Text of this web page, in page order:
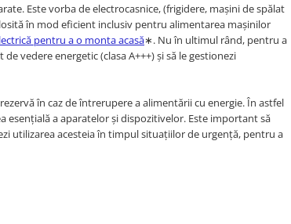
Este vorba de electrocasnice, (frigidere, mașini de spălat
în mod eficient inclusiv pentru alimentarea mașinilor
pentru a o monta acasă∗. Nu în ultimul rând, pentru a
vedere energetic (clasa A+++) și să le gestionezi
în caz de întrerupere a alimentării cu energie. În astfel
esențială a aparatelor și dispozitivelor. Este important să
utilizarea acesteia în timpul situațiilor de urgență, pentru a